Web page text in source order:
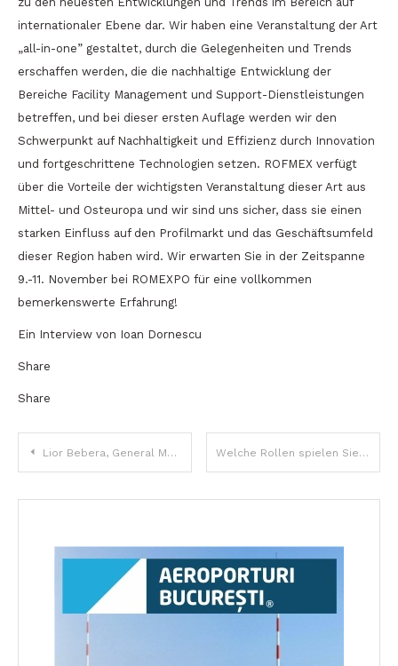
internationaler Ebene dar. Wir haben eine Veranstaltung der Art
„all-in-one” gestaltet, durch die Gelegenheiten und Trends
erschaffen werden, die die nachhaltige Entwicklung der
Bereiche Facility Management und Support-Dienstleistungen
betreffen, und bei dieser ersten Auflage werden wir den
Schwerpunkt auf Nachhaltigkeit und Effizienz durch Innovation
und fortgeschrittene Technologien setzen. ROFMEX verfügt
über die Vorteile der wichtigsten Veranstaltung dieser Art aus
Mittel- und Osteuropa und wir sind uns sicher, dass sie einen
starken Einfluss auf den Profilmarkt und das Geschäftsumfeld
dieser Region haben wird. Wir erwarten Sie in der Zeitspanne
9.-11. November bei ROMEXPO für eine vollkommen
bemerkenswerte Erfahrung!
Ein Interview von Ioan Dornescu
Share
Share
Beitragsnavigation
Lior Bebera, General Manager InterContinental Bukarest: Bukarest ist eine zugänglichere Destination, sogar im Luxus-Bereich, und sicherer im Verhältnis zu anderen europäischen Hauptstädten Welche Rollen spielen Sie? Die Firma als Spielwiese und Bühne